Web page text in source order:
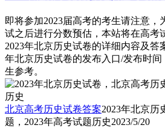
即将参加2023届高考的考生请注意，
试之后进行分数预估，本站将在高考
2023年北京历史试卷的详细内容及答
年北京历史试卷的发布入口/发布时间
生参考。
北京高考历史试卷答案2023年北京历
题，2023年高考试题历史2023/5/20